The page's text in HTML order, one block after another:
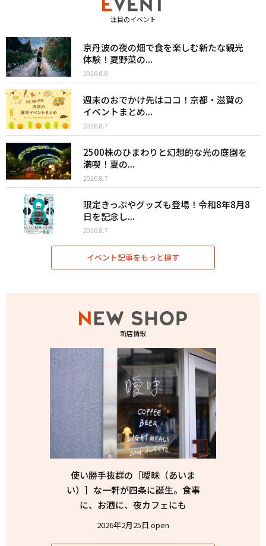
注目のイベント
京丹波の夜の畑で食を楽しむ新たな観光
体験！夏野菜の...
2026.8.8
週末のおでかけ先はココ！京都・滋賀の
イベントまとめ...
2026.8.7
2500株のひまわりと幻想的な光の庭園を
満喫！夏の...
2026.8.7
限定きっぷやグッズも登場！令和8年8月8
日を記念し...
2026.8.7
イベント記事をもっと探す
新店情報
使い勝手抜群の［曖昧（あいま
い）］な一軒が四条に誕生。食事
に、お酒に、夜カフェにも
2026年2月25日 open